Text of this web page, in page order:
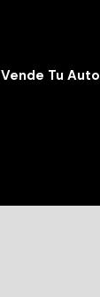
Vende Tu Auto